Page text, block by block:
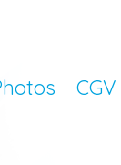
CGV